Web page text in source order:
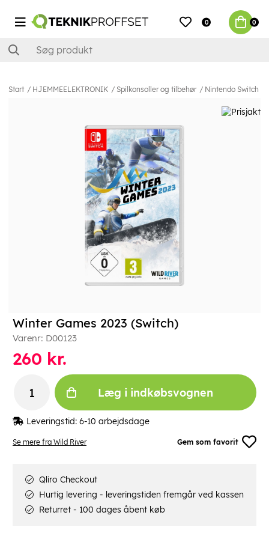
0 0
Start HJEMMEELEKTRONIK Spilkonsoller og tilbehør Nintendo Switch
Se mere fra Wild River Gem som favorit
Winter Games 2023 (Switch)
Varenr: D00123
260 kr.
Læg i indkøbsvognen
Leveringstid: 6-10 arbejdsdage
Qliro Checkout
Hurtig levering - leveringstiden fremgår ved kassen
Returret - 100 dages åbent køb